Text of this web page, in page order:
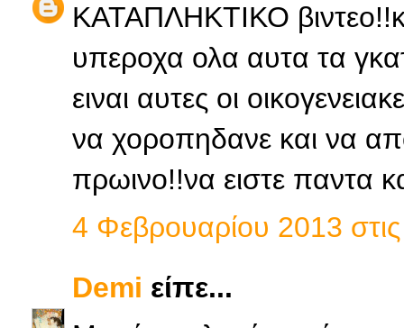
ΚΑΤΑΠΛΗΚΤΙΚΟ
υπεροχα ολα αυτα τα
ειναι αυτες οι
να χοροπηδανε και να
πρωινο!!να ειστε παντα
4 Φεβρουαρίου 2013
Demi είπε...